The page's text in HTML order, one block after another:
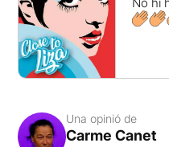
Una opinió de
Carme Canet